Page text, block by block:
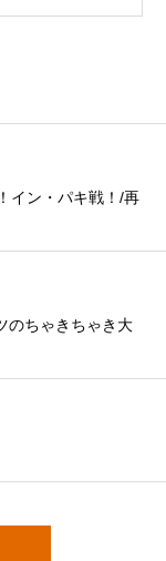
イン・パキ戦！/再
のちゃきちゃき大